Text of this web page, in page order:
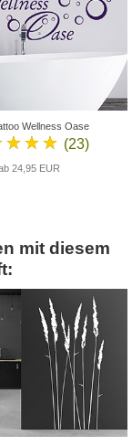
Wellness Oase
(23)
24,95 EUR
mit diesem